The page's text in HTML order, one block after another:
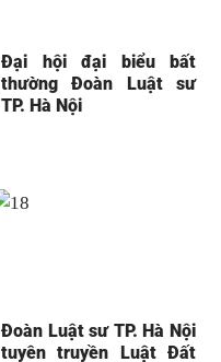
Đại hội đại biểu bất
thường Đoàn Luật sư
TP. Hà Nội
Đoàn Luật sư TP. Hà Nội
tuyên truyền Luật Đất